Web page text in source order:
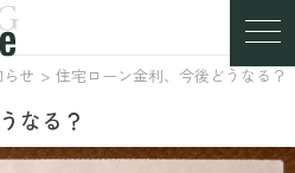
らせ 住宅ローン金利、今後どうなる？
なる？